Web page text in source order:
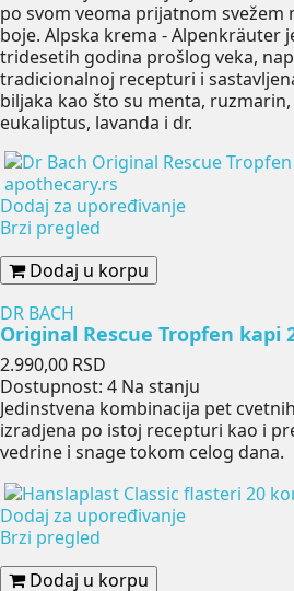
po svom veoma prijatnom svežem
boje. Alpska krema - Alpenkräuter
tridesetih godina prošlog veka,
tradicionalnoj recepturi i
biljaka kao što su menta,
eukaliptus, lavanda i dr.
Dodaj za upoređivanje
Brzi pregled
Dodaj u korpu
DR BACH
Original Rescue Tropfen kapi
Cena
2.990,00 RSD
Dostupnost: 4 Na stanju
Jedinstvena kombinacija pet
izradjena po istoj recepturi kao i
vedrine i snage tokom celog dana.
Dodaj za upoređivanje
Brzi pregled
Dodaj u korpu